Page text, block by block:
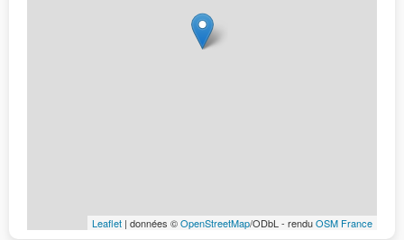
Leaflet | données ©OpenStreetMap/ODbL - renduOSM France